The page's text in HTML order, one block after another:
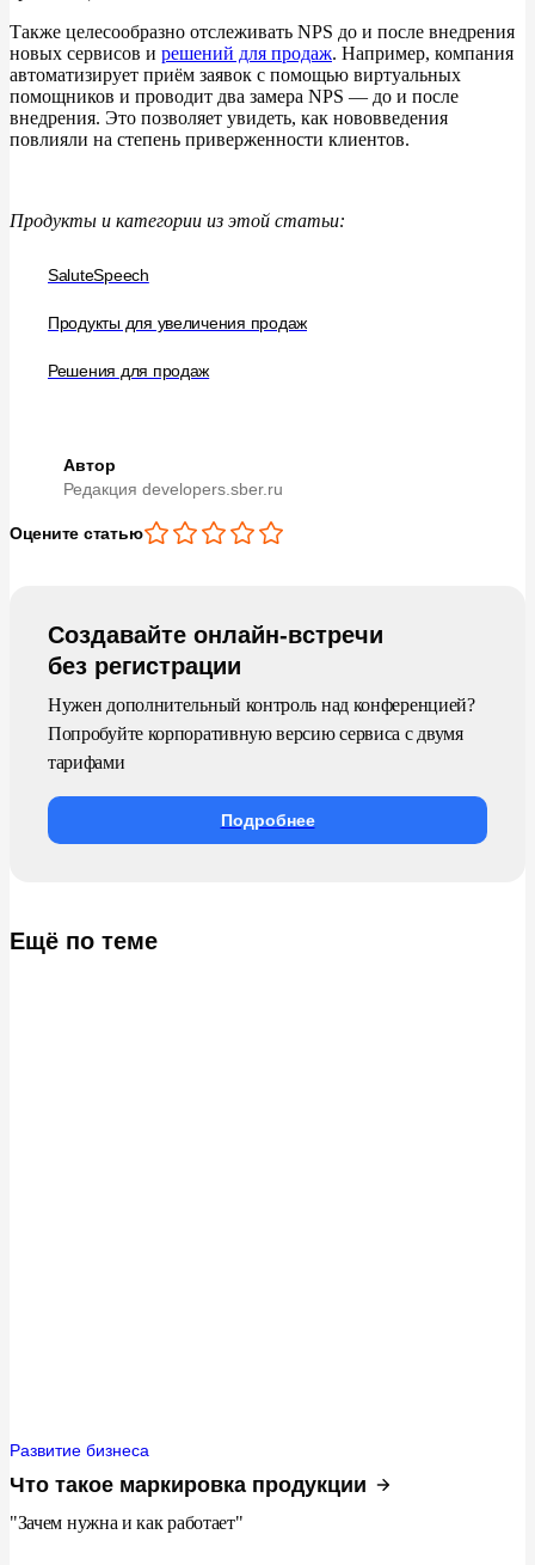
Также целесообразно отслеживать NPS до и после внедрения
новых сервисов и решений для продаж. Например, компания
автоматизирует приём заявок с помощью виртуальных
помощников и проводит два замера NPS ― до и после
внедрения. Это позволяет увидеть, как нововведения
повлияли на степень приверженности клиентов.
Продукты и категории из этой статьи:
SaluteSpeech
Продукты для увеличения продаж
Решения для продаж
Автор
Редакция developers.sber.ru
Оцените статью
Создавайте онлайн-встречи
без регистрации
Нужен дополнительный контроль над конференцией?
Попробуйте корпоративную версию сервиса с двумя
тарифами
Подробнее
Ещё по теме
Развитие бизнеса
Что такое маркировка продукции
"Зачем нужна и как работает"